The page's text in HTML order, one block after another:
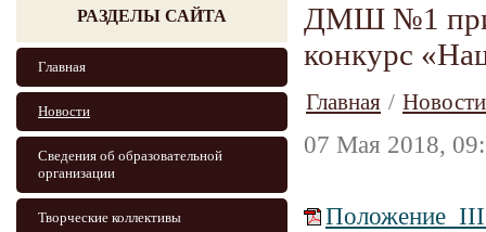
РАЗДЕЛЫ САЙТА
Главная
Новости
Сведения об образовательной
организации
Творческие коллективы
ДМШ №1
конкурс
Главная / Новости
07 Мая 2018,
Положение III